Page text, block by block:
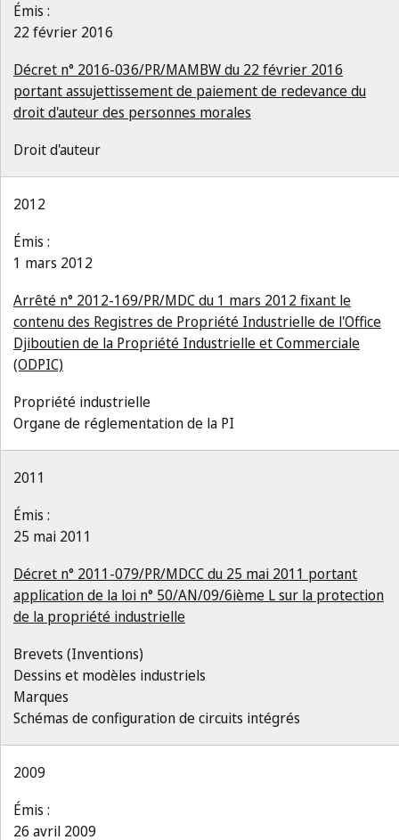
Émis :
22 février 2016
Décret n° 2016-036/PR/MAMBW du 22 février 2016
portant assujettissement de paiement de redevance du
droit d'auteur des personnes morales
Droit d'auteur
2012
Émis :
1 mars 2012
Arrêté n° 2012-169/PR/MDC du 1 mars 2012 fixant le
contenu des Registres de Propriété Industrielle de l'Office
Djiboutien de la Propriété Industrielle et Commerciale
(ODPIC)
Propriété industrielle
Organe de réglementation de la PI
2011
Émis :
25 mai 2011
Décret n° 2011-079/PR/MDCC du 25 mai 2011 portant
application de la loi n° 50/AN/09/6ième L sur la protection
de la propriété industrielle
Brevets (Inventions)
Dessins et modèles industriels
Marques
Schémas de configuration de circuits intégrés
2009
Émis :
26 avril 2009